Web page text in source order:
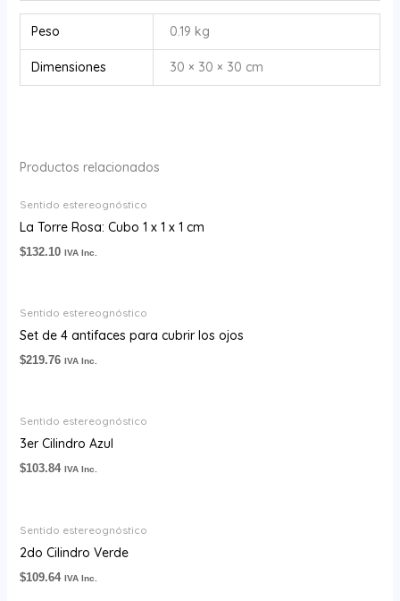
Peso 0.19 kg
Dimensiones 30 × 30 × 30 cm
Productos relacionados
Sentido estereognóstico
La Torre Rosa: Cubo 1 x 1 x 1 cm
$132.10 IVA Inc.
Sentido estereognóstico
Set de 4 antifaces para cubrir los ojos
$219.76 IVA Inc.
Sentido estereognóstico
3er Cilindro Azul
$103.84 IVA Inc.
Sentido estereognóstico
2do Cilindro Verde
$109.64 IVA Inc.